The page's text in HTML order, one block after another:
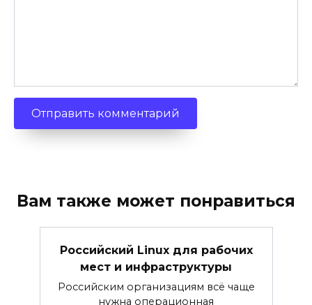
Вам также может понравиться
Российский Linux для рабочих
мест и инфраструктуры
Российским организациям всё чаще
нужна операционная